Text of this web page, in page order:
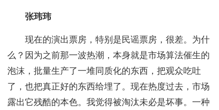
张玮玮
现在的演出票房，特别是民谣票房，很差。为什
么？因为之前那一波热潮，本身就是市场算法催生的
泡沫，批量生产了一堆同质化的东西，把观众吃吐
了，也把真正好的东西给埋了。现在热度过去，市场
露出它残酷的本色。我觉得被淘汰未必是坏事。一种